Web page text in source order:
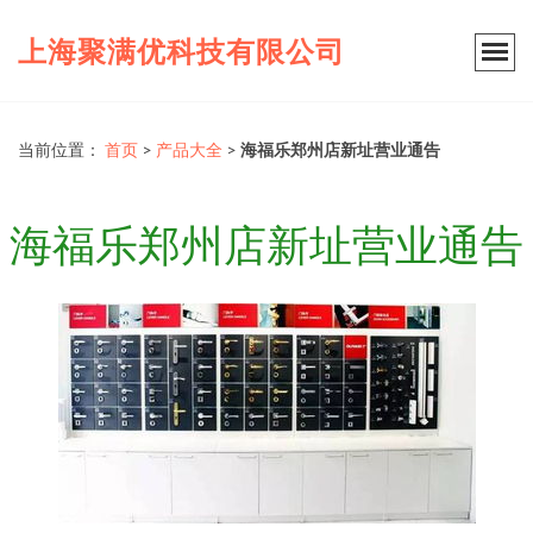
上海聚满优科技有限公司
当前位置： 首页 > 产品大全 > 海福乐郑州店新址营业通告
海福乐郑州店新址营业通告